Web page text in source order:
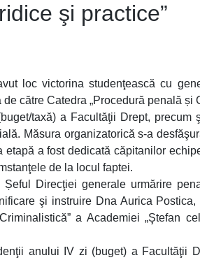
şi practice”
loc victorina studenţească cu
către Catedra „Procedură penală și
taxă) a Facultăţii Drept, precum
Măsura organizatorică s-a
a fost dedicată căpitanilor
de la locul faptei.
Direcţiei generale urmărire
şi instruire Dna Aurica
a Academiei „Ştefan
anului IV zi (buget) a Facultăţii